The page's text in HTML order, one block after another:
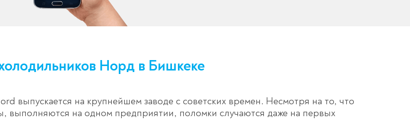
Норд в Бишкеке
выпускается на крупнейшем заводе с советских времен. Несмотря на то, что
выполняются на одном предприятии, поломки случаются даже на первых